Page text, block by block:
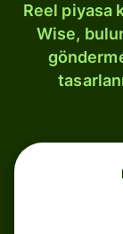
Reel piyasa
Wise,